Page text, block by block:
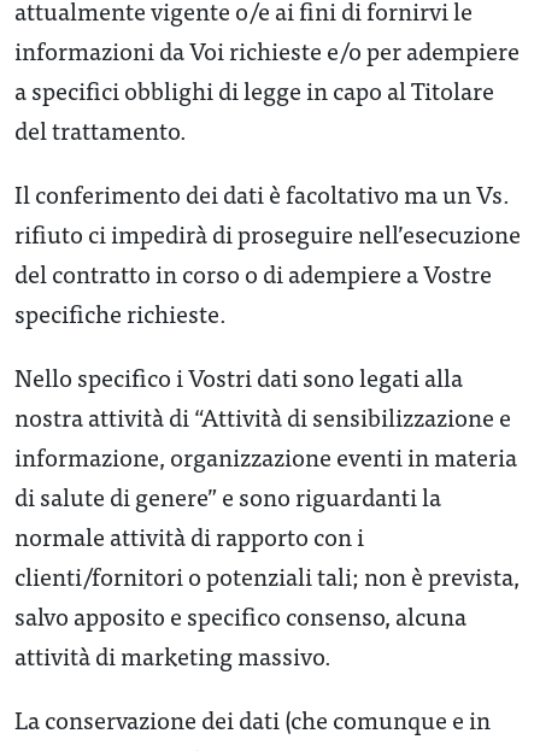
attualmente vigente o/e ai fini di fornirvi le
informazioni da Voi richieste e/o per adempiere
a specifici obblighi di legge in capo al Titolare
del trattamento.
Il conferimento dei dati è facoltativo ma un Vs.
rifiuto ci impedirà di proseguire nell’esecuzione
del contratto in corso o di adempiere a Vostre
specifiche richieste.
Nello specifico i Vostri dati sono legati alla
nostra attività di “Attività di sensibilizzazione e
informazione, organizzazione eventi in materia
di salute di genere” e sono riguardanti la
normale attività di rapporto con i
clienti/fornitori o potenziali tali; non è prevista,
salvo apposito e specifico consenso, alcuna
attività di marketing massivo.
La conservazione dei dati (che comunque e in